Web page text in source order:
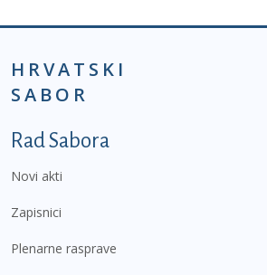
HRVATSKI
SABOR
Podnožje prvi izbornik
Rad Sabora
Novi akti
Zapisnici
Plenarne rasprave